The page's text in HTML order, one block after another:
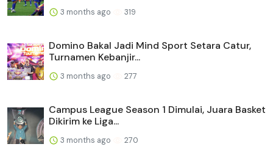
3 months ago 319
Domino Bakal Jadi Mind Sport Setara Catur,
Turnamen Kebanjir...
3 months ago 277
Campus League Season 1 Dimulai, Juara Basket
Dikirim ke Liga...
3 months ago 270